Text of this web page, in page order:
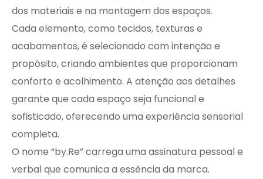
dos materiais e na montagem dos espaços.
Cada elemento, como tecidos, texturas e
acabamentos, é selecionado com intenção e
propósito, criando ambientes que proporcionam
conforto e acolhimento. A atenção aos detalhes
garante que cada espaço seja funcional e
sofisticado, oferecendo uma experiência sensorial
completa.
O nome “by.Re” carrega uma assinatura pessoal e
verbal que comunica a essência da marca.